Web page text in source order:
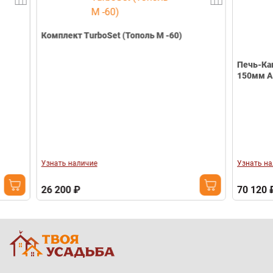
Комплект TurboSet (Тополь М -60)
Узнать наличие
26 200 ₽
Печь-Камин
150мм
Узнать наличие
70 120 ₽